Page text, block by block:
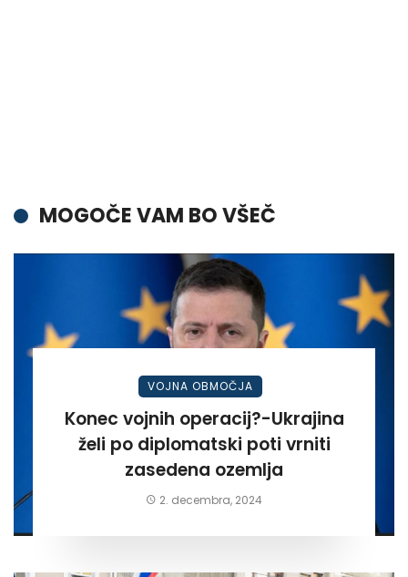
MOGOČE VAM BO VŠEČ
VOJNA OBMOČJA
Konec vojnih operacij?-Ukrajina
želi po diplomatski poti vrniti
zasedena ozemlja
2. decembra, 2024